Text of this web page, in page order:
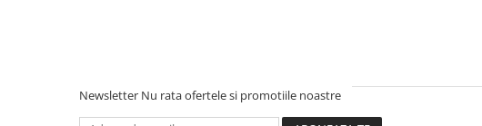
Medalii Personalizate
Personalizari Medalii
Newsletter Nu rata ofertele si promotiile noastre